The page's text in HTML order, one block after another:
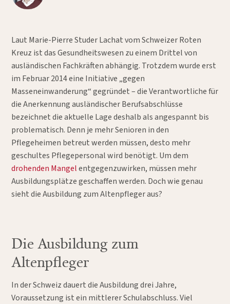
Laut Marie-Pierre Studer Lachat vom Schweizer Roten
Kreuz ist das Gesundheitswesen zu einem Drittel von
ausländischen Fachkräften abhängig. Trotzdem wurde erst
im Februar 2014 eine Initiative „gegen
Masseneinwanderung“ gegründet – die Verantwortliche für
die Anerkennung ausländischer Berufsabschlüsse
bezeichnet die aktuelle Lage deshalb als angespannt bis
problematisch. Denn je mehr Senioren in den
Pflegeheimen betreut werden müssen, desto mehr
geschultes Pflegepersonal wird benötigt. Um dem
drohenden Mangelentgegenzuwirken, müssen mehr
Ausbildungsplätze geschaffen werden. Doch wie genau
sieht die Ausbildung zum Altenpfleger aus?
Die Ausbildung zum
Altenpfleger
In der Schweiz dauert die Ausbildung drei Jahre,
Voraussetzung ist ein mittlerer Schulabschluss. Viel